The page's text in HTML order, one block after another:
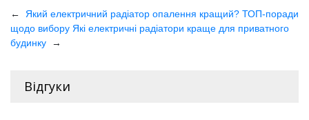
← Який електричний радіатор опалення кращий? ТОП-поради
щодо вибору Які електричні радіатори краще для приватного
будинку
→
Відгуки